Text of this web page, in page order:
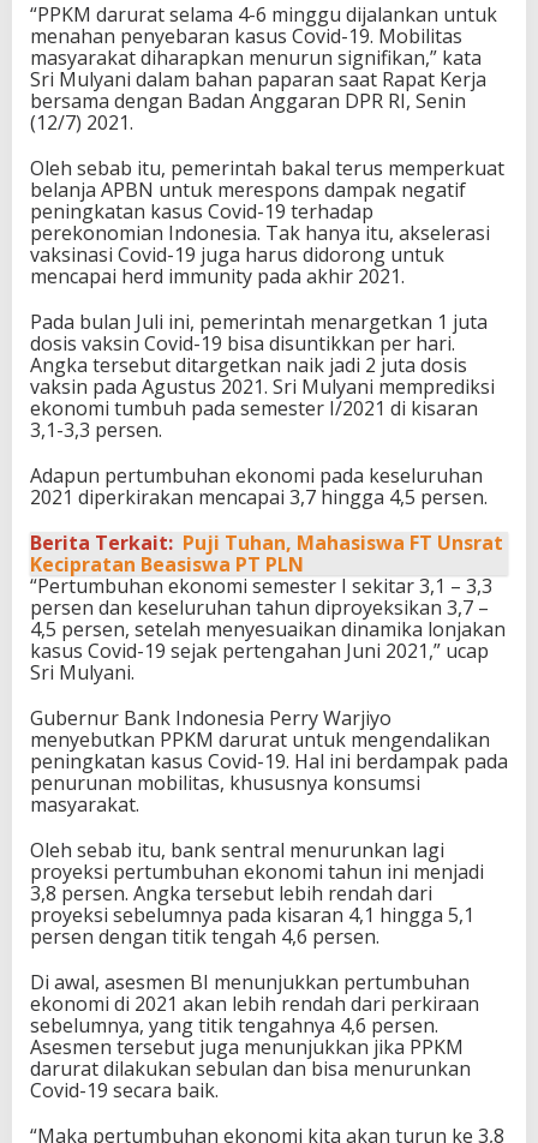
“PPKM darurat selama 4-6 minggu dijalankan untuk
menahan penyebaran kasus Covid-19. Mobilitas
masyarakat diharapkan menurun signifikan,” kata
Sri Mulyani dalam bahan paparan saat Rapat Kerja
bersama dengan Badan Anggaran DPR RI, Senin
(12/7) 2021.
Oleh sebab itu, pemerintah bakal terus memperkuat
belanja APBN untuk merespons dampak negatif
peningkatan kasus Covid-19 terhadap
perekonomian Indonesia. Tak hanya itu, akselerasi
vaksinasi Covid-19 juga harus didorong untuk
mencapai herd immunity pada akhir 2021.
Pada bulan Juli ini, pemerintah menargetkan 1 juta
dosis vaksin Covid-19 bisa disuntikkan per hari.
Angka tersebut ditargetkan naik jadi 2 juta dosis
vaksin pada Agustus 2021. Sri Mulyani memprediksi
ekonomi tumbuh pada semester I/2021 di kisaran
3,1-3,3 persen.
Adapun pertumbuhan ekonomi pada keseluruhan
2021 diperkirakan mencapai 3,7 hingga 4,5 persen.
Berita Terkait: Puji Tuhan, Mahasiswa FT Unsrat
Kecipratan Beasiswa PT PLN
“Pertumbuhan ekonomi semester I sekitar 3,1 – 3,3
persen dan keseluruhan tahun diproyeksikan 3,7 –
4,5 persen, setelah menyesuaikan dinamika lonjakan
kasus Covid-19 sejak pertengahan Juni 2021,” ucap
Sri Mulyani.
Gubernur Bank Indonesia Perry Warjiyo
menyebutkan PPKM darurat untuk mengendalikan
peningkatan kasus Covid-19. Hal ini berdampak pada
penurunan mobilitas, khususnya konsumsi
masyarakat.
Oleh sebab itu, bank sentral menurunkan lagi
proyeksi pertumbuhan ekonomi tahun ini menjadi
3,8 persen. Angka tersebut lebih rendah dari
proyeksi sebelumnya pada kisaran 4,1 hingga 5,1
persen dengan titik tengah 4,6 persen.
Di awal, asesmen BI menunjukkan pertumbuhan
ekonomi di 2021 akan lebih rendah dari perkiraan
sebelumnya, yang titik tengahnya 4,6 persen.
Asesmen tersebut juga menunjukkan jika PPKM
darurat dilakukan sebulan dan bisa menurunkan
Covid-19 secara baik.
“Maka pertumbuhan ekonomi kita akan turun ke 3,8